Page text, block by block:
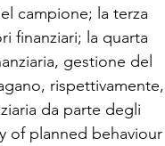
campione; la terza
finanziari; la quarta
gestione del
rispettivamente,
da parte degli
of planned behaviour